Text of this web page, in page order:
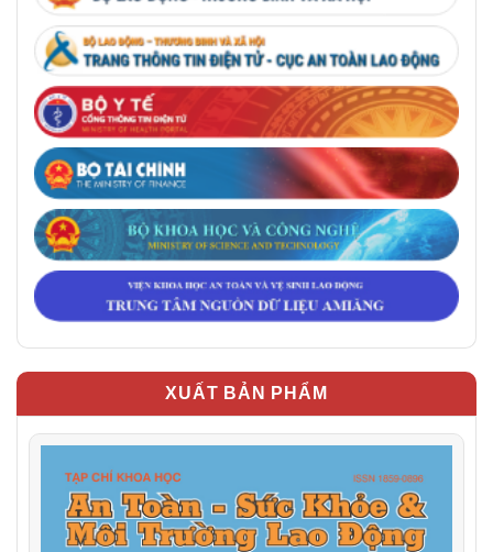
XUẤT BẢN PHẨM